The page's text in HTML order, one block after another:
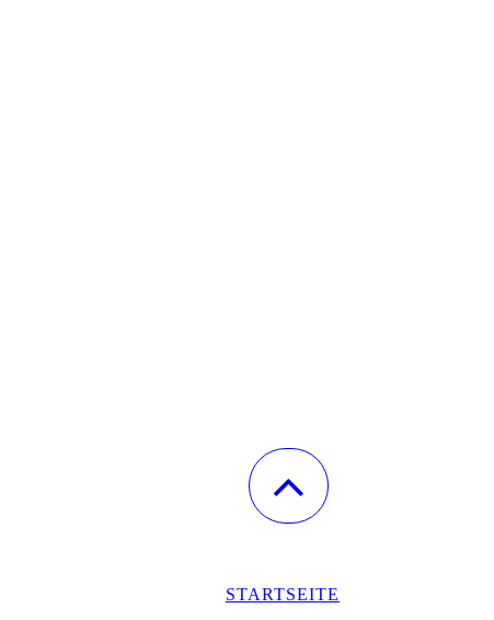
STARTSEITE